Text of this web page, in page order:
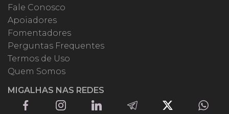
Fale Conosco
Apoiadores
Fomentadores
Perguntas Frequentes
Termos de Uso
Quem Somos
MIGALHAS NAS REDES